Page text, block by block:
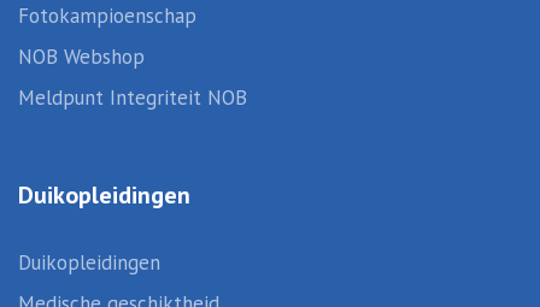
Fotokampioenschap
NOB Webshop
Meldpunt Integriteit NOB
Duikopleidingen
Duikopleidingen